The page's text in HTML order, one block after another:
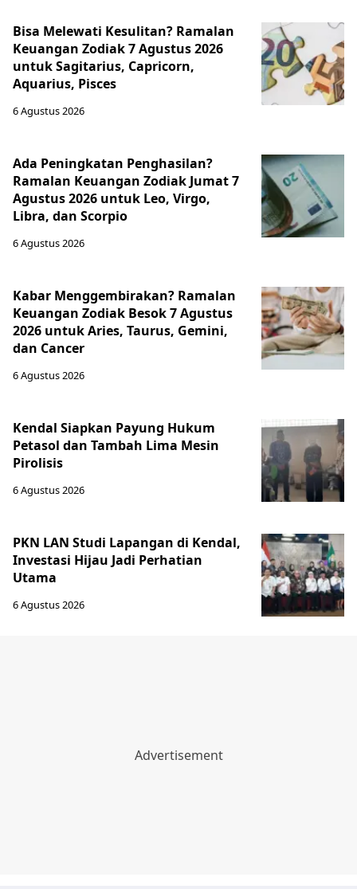
Bisa Melewati Kesulitan? Ramalan
Keuangan Zodiak 7 Agustus 2026
untuk Sagitarius, Capricorn,
Aquarius, Pisces
6 Agustus 2026
Ada Peningkatan Penghasilan?
Ramalan Keuangan Zodiak Jumat 7
Agustus 2026 untuk Leo, Virgo,
Libra, dan Scorpio
6 Agustus 2026
Kabar Menggembirakan? Ramalan
Keuangan Zodiak Besok 7 Agustus
2026 untuk Aries, Taurus, Gemini,
dan Cancer
6 Agustus 2026
Kendal Siapkan Payung Hukum
Petasol dan Tambah Lima Mesin
Pirolisis
6 Agustus 2026
PKN LAN Studi Lapangan di Kendal,
Investasi Hijau Jadi Perhatian
Utama
6 Agustus 2026